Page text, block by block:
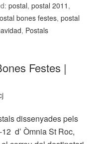
postal,postal 2011 ,
bones festes,postal
, Postals
Festes |
dissenyades pels
d’ Òmnia St Roc,